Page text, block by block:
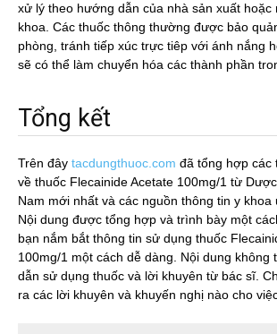
xử lý theo hướng dẫn của nhà sản xuất hoặc
khoa. Các thuốc thông thường được bảo
phòng, tránh tiếp xúc trực tiêp với ánh nắng
sẽ có thể làm chuyển hóa các thành phần
Tổng kết
Trên đây tacdungthuoc.com đã tổng hợp các
về thuốc Flecainide Acetate 100mg/1 từ
Nam mới nhất và các nguồn thông tin y khoa
Nội dung được tổng hợp và trình bày một
bạn nắm bắt thông tin sử dụng thuốc
100mg/1 một cách dễ dàng. Nội dung không
dẫn sử dụng thuốc và lời khuyên từ bác sĩ.
ra các lời khuyên và khuyến nghị nào cho